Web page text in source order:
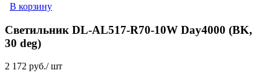
В корзину
Светильник DL-AL517-R70-10W Day4000 (BK,
30 deg)
2 172 руб./ шт